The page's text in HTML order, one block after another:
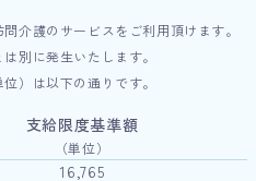
介護のサービスをご利用頂けます。
別に発生いたします。
）は以下の通りです。
支給限度基準額
（単位）
16,765